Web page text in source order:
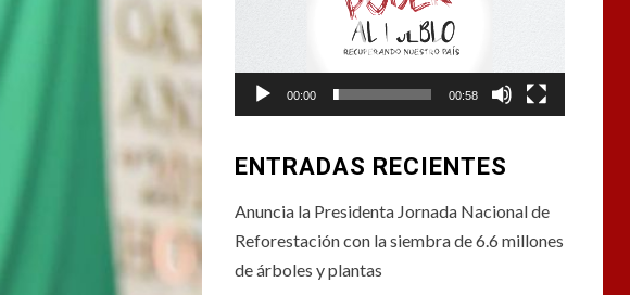
00:00 00:58
ENTRADAS RECIENTES
Anuncia la Presidenta Jornada Nacional de
Reforestación con la siembra de 6.6 millones
de árboles y plantas